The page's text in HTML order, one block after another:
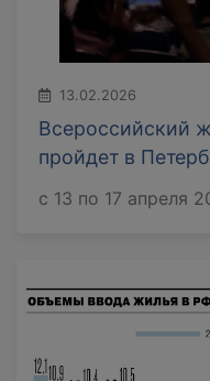
13.02.2026
Всероссийский
пройдет в
с 13 по 17 апреля